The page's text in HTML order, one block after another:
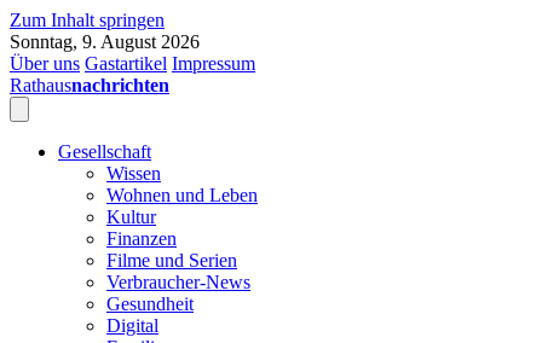
Zum Inhalt springen
Sonntag, 9. August 2026
Über uns Gastartikel Impressum
Rathausnachrichten
Gesellschaft
Wissen
Wohnen und Leben
Kultur
Finanzen
Filme und Serien
Verbraucher-News
Gesundheit
Digital